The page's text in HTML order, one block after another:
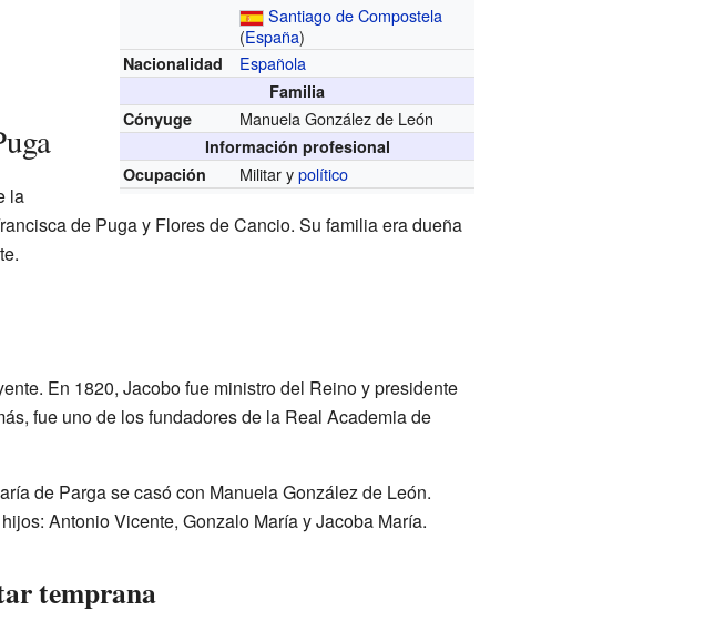
Santiago de Compostela
(España)
Nacionalidad Española
Familia
Cónyuge
Manuela González de León
Información profesional
Ocupación
Militar ypolítico
la
de Puga y Flores de Cancio. Su familia era dueña
En 1820, Jacobo fue ministro del Reino y presidente
fue uno de los fundadores de la Real Academia de
de Parga se casó con Manuela González de León.
Antonio Vicente, Gonzalo María y Jacoba María.
temprana